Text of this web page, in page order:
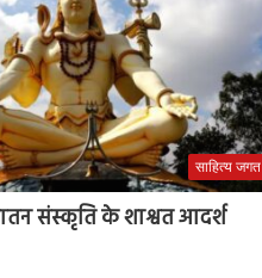
साहित्य जगत
संस्कृति के शाश्वत आदर्श